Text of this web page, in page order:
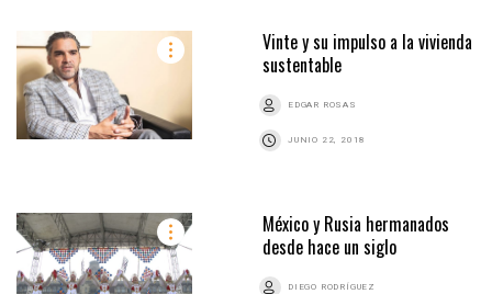
Vinte y su impulso a la vivienda
sustentable
EDGAR ROSAS
JUNIO 22, 2018
México y Rusia hermanados
desde hace un siglo
DIEGO RODRÍGUEZ